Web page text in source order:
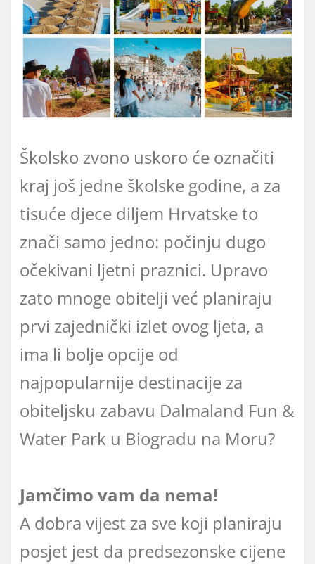
Školsko zvono uskoro će označiti
kraj još jedne školske godine, a za
tisuće djece diljem Hrvatske to
znači samo jedno: počinju dugo
očekivani ljetni praznici. Upravo
zato mnoge obitelji već planiraju
prvi zajednički izlet ovog ljeta, a
ima li bolje opcije od
najpopularnije destinacije za
obiteljsku zabavu Dalmaland Fun &
Water Park u Biogradu na Moru?
Jamčimo vam da nema!
A dobra vijest za sve koji planiraju
posjet jest da predsezonske cijene